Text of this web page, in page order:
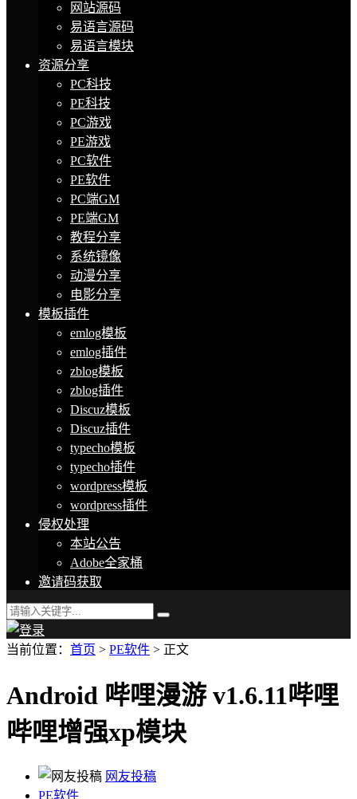
网站源码
易语言源码
易语言模块
资源分享
PC科技
PE科技
PC游戏
PE游戏
PC软件
PE软件
PC端GM
PE端GM
教程分享
系统镜像
动漫分享
电影分享
模板插件
emlog模板
emlog插件
zblog模板
zblog插件
Discuz模板
Discuz插件
typecho模板
typecho插件
wordpress模板
wordpress插件
侵权处理
本站公告
Adobe全家桶
邀请码获取
当前位置： 首页 > PE软件 > 正文
Android 哔哩漫游 v1.6.11哔哩
哔哩增强xp模块
网友投稿
PE软件